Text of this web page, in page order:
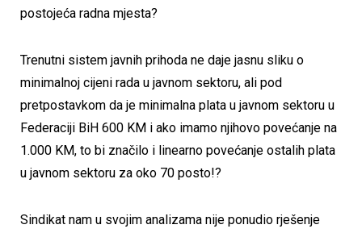
postojeća radna mjesta?
Trenutni sistem javnih prihoda ne daje jasnu sliku o
minimalnoj cijeni rada u javnom sektoru, ali pod
pretpostavkom da je minimalna plata u javnom sektoru u
Federaciji BiH 600 KM i ako imamo njihovo povećanje na
1.000 KM, to bi značilo i linearno povećanje ostalih plata
u javnom sektoru za oko 70 posto!?
Sindikat nam u svojim analizama nije ponudio rješenje